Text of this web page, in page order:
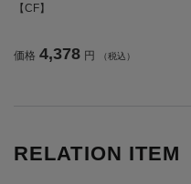
【CF】
価格 4,378 円 （税込）
RELATION ITEM